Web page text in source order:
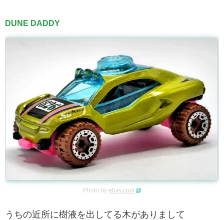
DUNE DADDY
Photo by ebay.com
うちの近所に樹液を出してる木がありまして